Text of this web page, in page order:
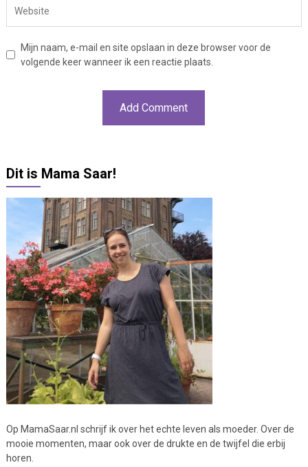
Mijn naam, e-mail en site opslaan in deze browser voor de
volgende keer wanneer ik een reactie plaats.
Dit is Mama Saar!
Op MamaSaar.nl schrijf ik over het echte leven als moeder. Over de
mooie momenten, maar ook over de drukte en de twijfel die erbij
horen.